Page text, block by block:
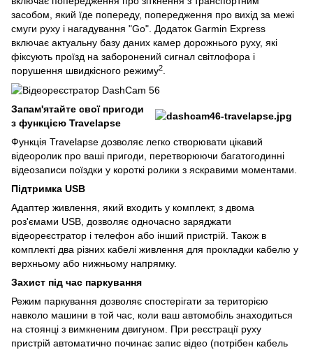
засобом, який їде попереду, попередження про вихід за межі
смуги руху і нагадування "Go". Додаток Garmin Express
включає актуальну базу даних камер дорожнього руху, які
фіксують проїзд на заборонений сигнал світлофора і
порушення швидкісного режиму2
Запам'ятайте свої пригоди
з функцією Travelapse
Функція Travelapse дозволяє легко створювати цікавий
відеоролик про ваші пригоди, перетворюючи багатогодинні
відеозаписи поїздки у короткі ролики з яскравими моментами.
Підтримка USB
Адаптер живлення, який входить у комплект, з двома
роз'ємами USB, дозволяє одночасно заряджати
відеореєстратор і телефон або інший пристрій. Також в
комплекті два різних кабелі живлення для прокладки кабелю у
верхньому або нижньому напрямку.
Захист під час паркування
Режим паркування дозволяє спостерігати за територією
навколо машини в той час, коли ваш автомобіль знаходиться
на стоянці з вимкненим двигуном. При реєстрації руху
пристрій автоматично починає запис відео (потрібен кабель